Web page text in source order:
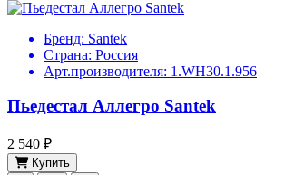
Бренд: Santek
Страна: Россия
Арт.производителя: 1.WH30.1.956
Пьедестал Аллегро Santek
2 540 ₽
Купить